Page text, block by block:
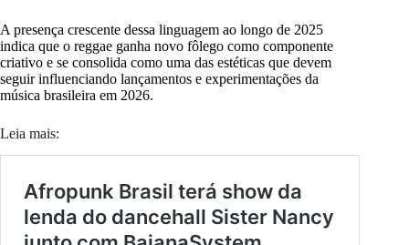
A presença crescente dessa linguagem ao longo de 2025
indica que o reggae ganha novo fôlego como componente
criativo e se consolida como uma das estéticas que devem
seguir influenciando lançamentos e experimentações da
música brasileira em 2026.
Leia mais: